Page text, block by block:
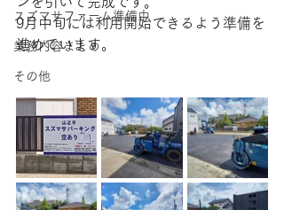
スズマサファーム準備中
業務内容まとめ
その他
9月中旬には利用開始できるよう準備を
進めています。